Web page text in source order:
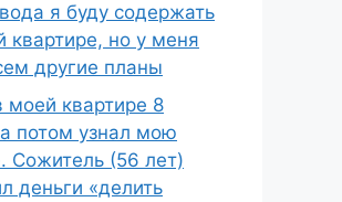
я буду содержать
квартире, но у меня
другие планы
квартире 8
потом узнал мою
Сожитель (56 лет)
деньги «делить